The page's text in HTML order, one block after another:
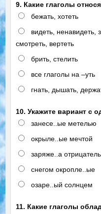
9. Какие глаголы
бежать, хотеть
видеть, ненавидеть,
смотреть, вертеть
брить, стелить
все глаголы на –уть
гнать, дышать,
10. Укажите вариант с
занесе..ые метелью
окрыле..ые мечтой
заряже..а
снегом окропле..ые
озаре..ый солнцем
11. Какие глаголы